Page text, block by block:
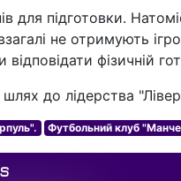
для підготовки.
не отримують
фізичній
до лідерства
Футбольний клуб